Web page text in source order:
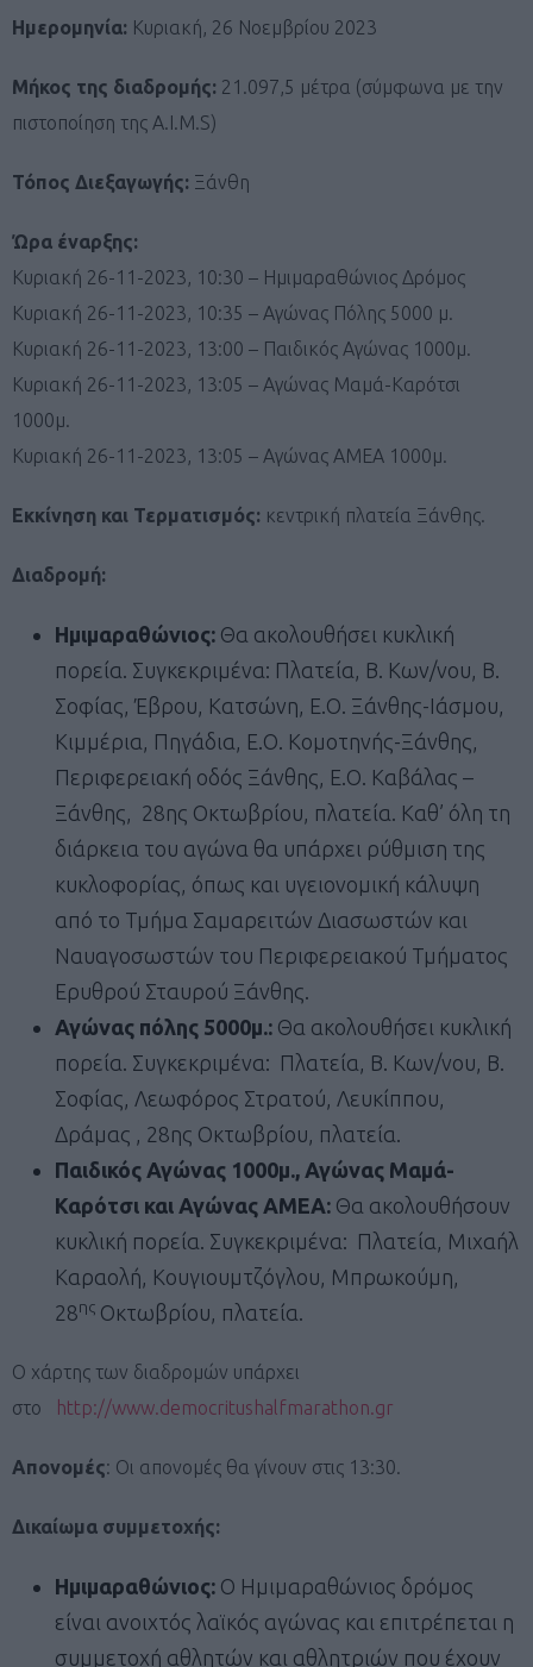
Ημερομηνία: Κυριακή, 26 Νοεμβρίου 2023
Μήκος της διαδρομής: 21.097,5 μέτρα (σύμφωνα με την
πιστοποίηση της A.I.M.S)
Τόπος Διεξαγωγής: Ξάνθη
Ώρα έναρξης:
Κυριακή 26-11-2023, 10:30 – Ημιμαραθώνιος Δρόμος
Κυριακή 26-11-2023, 10:35 – Αγώνας Πόλης 5000 μ.
Κυριακή 26-11-2023, 13:00 – Παιδικός Αγώνας 1000μ.
Κυριακή 26-11-2023, 13:05 – Αγώνας Μαμά-Καρότσι
1000μ.
Κυριακή 26-11-2023, 13:05 – Αγώνας ΑΜΕΑ 1000μ.
Εκκίνηση και Τερματισμός: κεντρική πλατεία Ξάνθης.
Διαδρομή:
Ημιμαραθώνιος: Θα ακολουθήσει κυκλική
πορεία. Συγκεκριμένα: Πλατεία, Β. Κων/νου, Β.
Σοφίας, Έβρου, Κατσώνη, Ε.Ο. Ξάνθης-Ιάσμου,
Κιμμέρια, Πηγάδια, Ε.Ο. Κομοτηνής-Ξάνθης,
Περιφερειακή οδός Ξάνθης, Ε.Ο. Καβάλας –
Ξάνθης, 28ης Οκτωβρίου, πλατεία. Καθ’ όλη τη
διάρκεια του αγώνα θα υπάρχει ρύθμιση της
κυκλοφορίας, όπως και υγειονομική κάλυψη
από το Τμήμα Σαμαρειτών Διασωστών και
Ναυαγοσωστών του Περιφερειακού Τμήματος
Ερυθρού Σταυρού Ξάνθης.
Αγώνας πόλης 5000μ.: Θα ακολουθήσει κυκλική
πορεία. Συγκεκριμένα: Πλατεία, Β. Κων/νου, Β.
Σοφίας, Λεωφόρος Στρατού, Λευκίππου,
Δράμας , 28ης Οκτωβρίου, πλατεία.
Παιδικός Αγώνας 1000μ., Αγώνας Μαμά-
Καρότσι και Αγώνας ΑΜΕΑ: Θα ακολουθήσουν
κυκλική πορεία. Συγκεκριμένα: Πλατεία, Μιχαήλ
Καραολή, Κουγιουμτζόγλου, Μπρωκούμη,
28ης Οκτωβρίου, πλατεία.
Ο χάρτης των διαδρομών υπάρχει
στο
http://www.democritushalfmarathon.gr
Απονομές: Οι απονομές θα γίνουν στις 13:30.
Δικαίωμα συμμετοχής:
Ημιμαραθώνιος: Ο Ημιμαραθώνιος δρόμος
είναι ανοιχτός λαϊκός αγώνας και επιτρέπεται η
συμμετοχή αθλητών και αθλητριών που έχουν